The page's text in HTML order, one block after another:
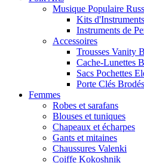
Musique Populaire
Kits
Instruments de
Accessoires
Trousses Vanity
Cache-Lunettes
Sacs Pochettes
Porte Clés Brodés
Femmes
Robes et sarafans
Blouses et tuniques
Chapeaux et écharpes
Gants et mitaines
Chaussures Valenki
Coiffe Kokoshnik